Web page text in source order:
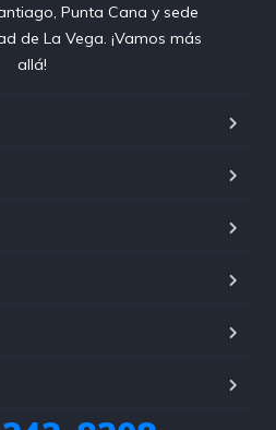
Punta Cana y sede
de La Vega. ¡Vamos más
allá!